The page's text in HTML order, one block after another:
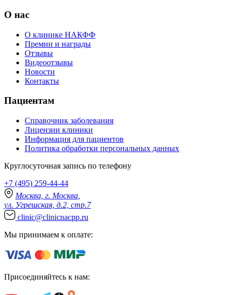
О нас
О клинике НАКФФ
Премии и награды
Отзывы
Видеоотзывы
Новости
Контакты
Пациентам
Справочник заболевания
Лицензии клиники
Информация для пациентов
Политика обработки персональных данных
Круглосуточная запись по телефону
+7 (495) 259-44-44
Москва, г. Москва,
ул. Угрешская, д.2, стр.7
clinic@clinicnacpp.ru
Мы принимаем к оплате:
Присоединяйтесь к нам: